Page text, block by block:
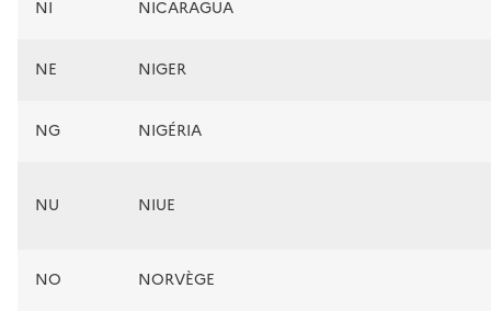
NI NICARAGUA
NE NIGER
NG NIGÉRIA
NU NIUE
NO NORVÈGE